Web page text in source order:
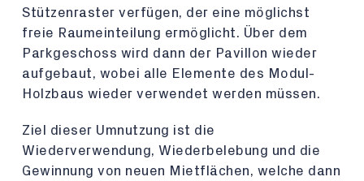
Stützenraster verfügen, der eine möglichst
freie Raumeinteilung ermöglicht. Über dem
Parkgeschoss wird dann der Pavillon wieder
aufgebaut, wobei alle Elemente des Modul-
Holzbaus wieder verwendet werden müssen.
Ziel dieser Umnutzung ist die
Wiederverwendung, Wiederbelebung und die
Gewinnung von neuen Mietflächen, welche dann